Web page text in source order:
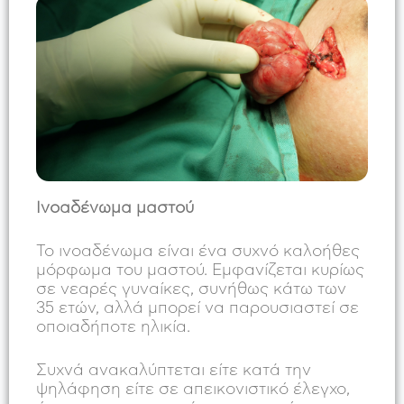
Μη διηθητικός πορογενής καρκίνος του
μαστού (DCIS)
Μεταστατικός καρκίνος μαστού
Καρκίνος του μαστού στην εγκυμοσύνη
Καρκίνος του μαστού στους άνδρες
Ινοαδένωμα μαστού
Το ινοαδένωμα είναι ένα συχνό καλοήθες
μόρφωμα του μαστού. Εμφανίζεται κυρίως
σε νεαρές γυναίκες, συνήθως κάτω των
35 ετών, αλλά μπορεί να παρουσιαστεί σε
οποιαδήποτε ηλικία.
Συχνά ανακαλύπτεται είτε κατά την
ψηλάφηση είτε σε απεικονιστικό έλεγχο,